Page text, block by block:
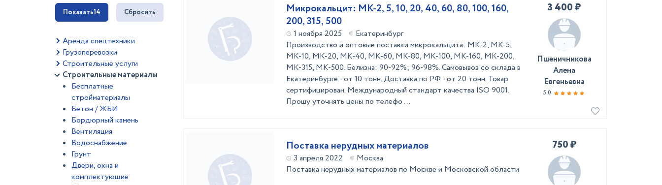
Показать14 Сбросить
Аренда спецтехники
Грузоперевозки
Строительные услуги
Строительные материалы
Бесплатные
стройматериалы
Бетон / ЖБИ
Бордюрный камень
Вентиляция
Водоснабжение
Грунт
Двери, окна и
комплектующие
Микрокальцит: МК-2, 5, 10, 20, 40, 60, 80, 100, 160,
200, 315, 500
1 ноября 2025
Екатеринбург
Производство и оптовые поставки микрокальцита: МК-2, МК-5,
МК-10, МК-20, МК-40, МК-60, МК-80, МК-100, МК-160, МК-200,
МК-315, МК-500. Белизна: 90-92%; 96-98%. Самовывоз со склада в
Екатеринбурге - от 10 тонн. Доставка по РФ - от 20 тонн. Товар
сертифицирован. Международный стандарт качества ISO 9001.
Прошу уточнять цены по телефо ...
3 400 ₽
Пшеничникова
Алена
Евгеньевна
5.0
Поставка нерудных материалов
3 апреля 2022
Москва
Поставка нерудных материалов по Москве и Московской области
750 ₽